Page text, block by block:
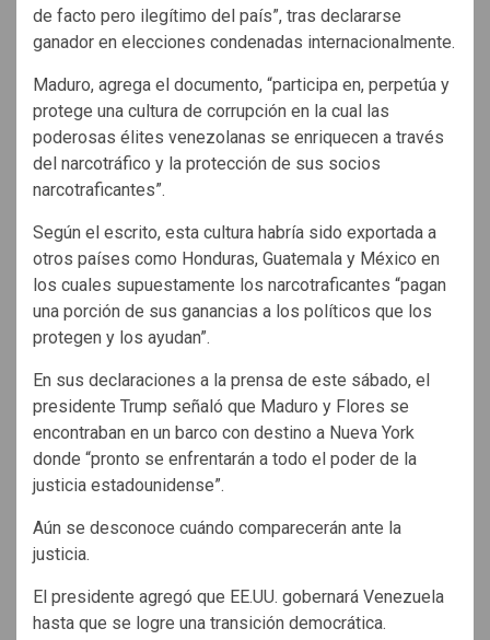
de facto pero ilegítimo del país”, tras declararse
ganador en elecciones condenadas internacionalmente.
Maduro, agrega el documento, “participa en, perpetúa y
protege una cultura de corrupción en la cual las
poderosas élites venezolanas se enriquecen a través
del narcotráfico y la protección de sus socios
narcotraficantes”.
Según el escrito, esta cultura habría sido exportada a
otros países como Honduras, Guatemala y México en
los cuales supuestamente los narcotraficantes “pagan
una porción de sus ganancias a los políticos que los
protegen y los ayudan”.
En sus declaraciones a la prensa de este sábado, el
presidente Trump señaló que Maduro y Flores se
encontraban en un barco con destino a Nueva York
donde “pronto se enfrentarán a todo el poder de la
justicia estadounidense”.
Aún se desconoce cuándo comparecerán ante la
justicia.
El presidente agregó que EE.UU. gobernará Venezuela
hasta que se logre una transición democrática.